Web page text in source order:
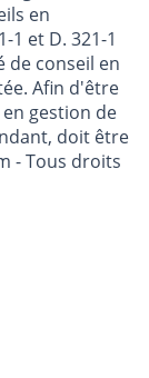
guide de
en
1 et D. 321-1
de conseil en
Afin d'être
gestion de
doit être